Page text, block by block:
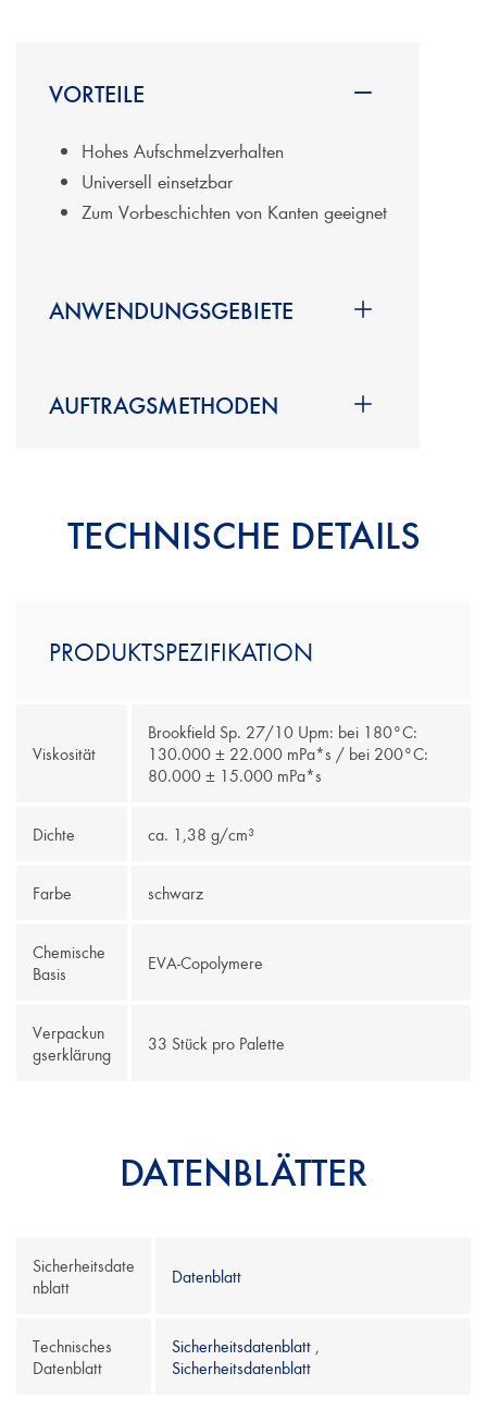
VORTEILE
Hohes Aufschmelzverhalten
Universell einsetzbar
Zum Vorbeschichten von Kanten geeignet
ANWENDUNGSGEBIETE
Dicklaminat
Polyesterkanten
PVC - Kanten
AUFTRAGSMETHODEN
TECHNISCHE DETAILS
PRODUKTSPEZIFIKATION
Viskosität
Brookfield Sp. 27/10 Upm: bei 180°C:
130.000 ± 22.000 mPa*s / bei 200°C:
80.000 ± 15.000 mPa*s
Dichte ca. 1,38 g/cm³
Farbe schwarz
Chemische
Basis
EVA-Copolymere
Verpackun
gserklärung
33 Stück pro Palette
DATENBLÄTTER
Sicherheitsdate
nblatt
Datenblatt
Technisches
Datenblatt
Sicherheitsdatenblatt ,
Sicherheitsdatenblatt